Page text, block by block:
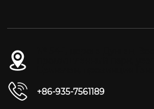
+86-935-7561189